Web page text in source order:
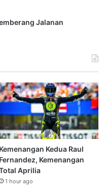
Jalanan
Kemenangan Kedua Raul
Fernandez, Kemenangan
Aprilia
1 hour ago